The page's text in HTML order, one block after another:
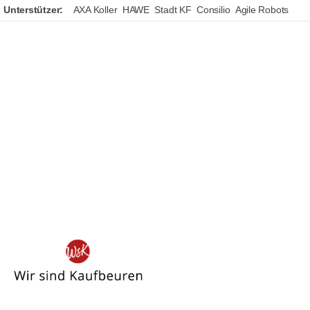
Unterstützer: AXA Koller HAWE Stadt KF Consilio Agile Robots